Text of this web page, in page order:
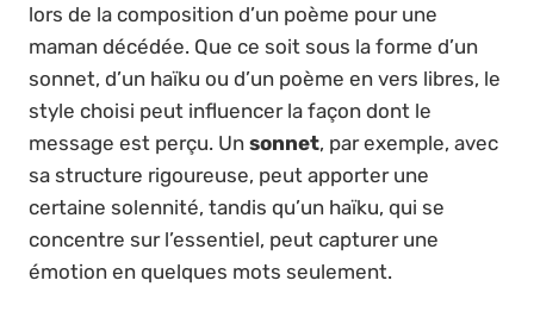
lors de la composition d’un poème pour une
maman décédée. Que ce soit sous la forme d’un
sonnet, d’un haïku ou d’un poème en vers libres, le
style choisi peut influencer la façon dont le
message est perçu. Un sonnet, par exemple, avec
sa structure rigoureuse, peut apporter une
certaine solennité, tandis qu’un haïku, qui se
concentre sur l’essentiel, peut capturer une
émotion en quelques mots seulement.